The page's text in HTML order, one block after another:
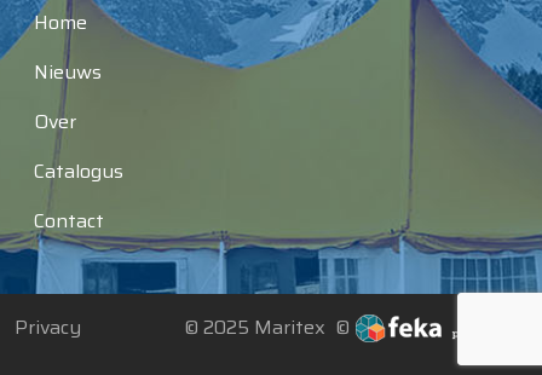
Home
Nieuws
Over
Catalogus
Contact
Privacy © 2025 Maritex ©